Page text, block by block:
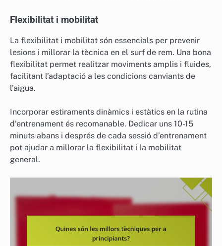
Flexibilitat i mobilitat
La flexibilitat i mobilitat són essencials per prevenir
lesions i millorar la tècnica en el surf de rem. Una bona
flexibilitat permet realitzar moviments amplis i fluides,
facilitant l’adaptació a les condicions canviants de
l’aigua.
Incorporar estiraments dinàmics i estàtics en la rutina
d’entrenament és recomanable. Dedicar uns 10-15
minuts abans i després de cada sessió d’entrenament
pot ajudar a millorar la flexibilitat i la mobilitat
general.